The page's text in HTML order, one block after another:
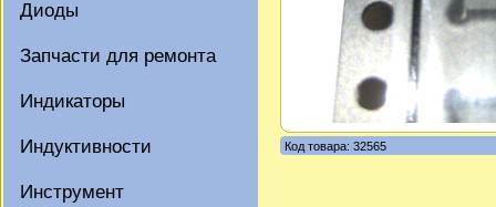
Диоды
Запчасти для ремонта
Индикаторы
Индуктивности
Инструмент
Код товара: 32565